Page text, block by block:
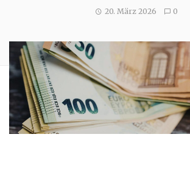
20. März 2026 0